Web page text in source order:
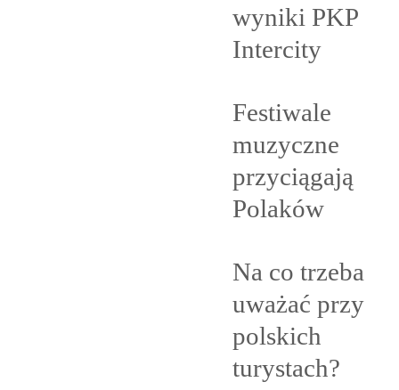
wyniki PKP
Intercity
Festiwale
muzyczne
przyciągają
Polaków
Na co trzeba
uważać przy
polskich
turystach?